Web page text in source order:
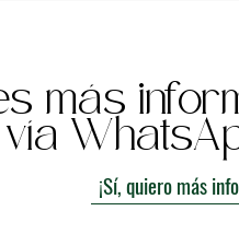
más
¡Sí, quiero más